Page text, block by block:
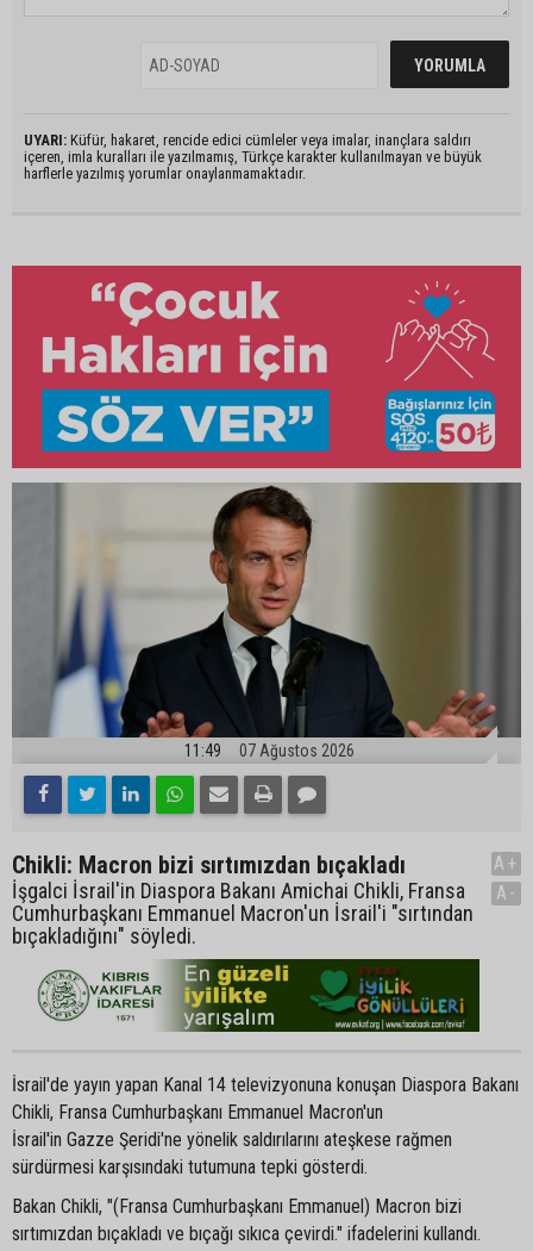
UYARI: Küfür, hakaret, rencide edici cümleler veya imalar, inançlara saldırı
içeren, imla kuralları ile yazılmamış, Türkçe karakter kullanılmayan ve büyük
harflerle yazılmış yorumlar onaylanmamaktadır.
11:49 07 Ağustos 2026
Chikli: Macron bizi sırtımızdan bıçakladı
İşgalci İsrail'in Diaspora Bakanı Amichai Chikli, Fransa
Cumhurbaşkanı Emmanuel Macron'un İsrail'i "sırtından
bıçakladığını" söyledi.
A+
A-
İsrail'de yayın yapan Kanal 14 televizyonuna konuşan Diaspora Bakanı
Chikli, Fransa Cumhurbaşkanı Emmanuel Macron'un
İsrail'in Gazze Şeridi'ne yönelik saldırılarını ateşkese rağmen
sürdürmesi karşısındaki tutumuna tepki gösterdi.
Bakan Chikli, "(Fransa Cumhurbaşkanı Emmanuel) Macron bizi
sırtımızdan bıçakladı ve bıçağı sıkıca çevirdi." ifadelerini kullandı.